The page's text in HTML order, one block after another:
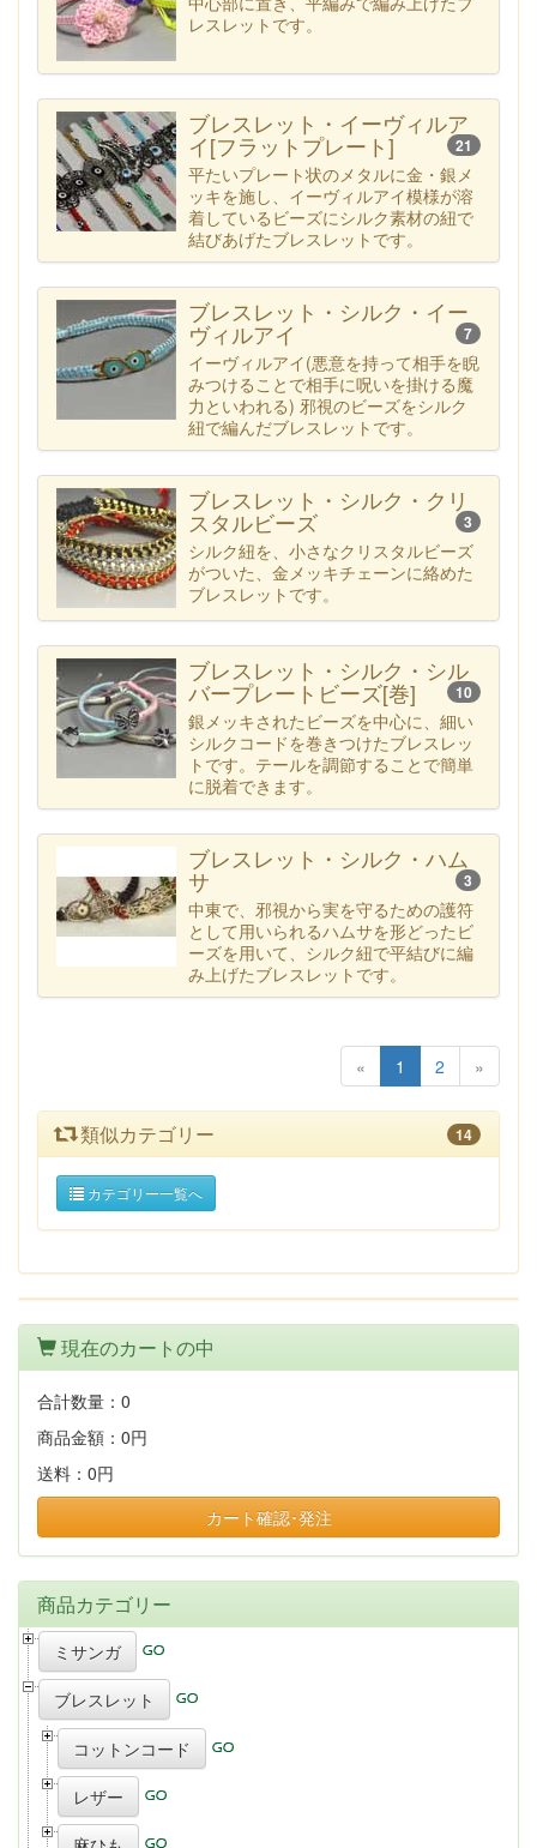
レスレットです。
ブレスレット・イーヴィルア
イ[フラットプレート] 21
平たいプレート状のメタルに金・銀メ
ッキを施し、イーヴィルアイ模様が溶
着しているビーズにシルク素材の紐で
結びあげたブレスレットです。
ブレスレット・シルク・イー
ヴィルアイ 7
イーヴィルアイ(悪意を持って相手を睨
みつけることで相手に呪いを掛ける魔
力といわれる) 邪視のビーズをシルク
紐で編んだブレスレットです。
ブレスレット・シルク・クリ
スタルビーズ 3
シルク紐を、小さなクリスタルビーズ
がついた、金メッキチェーンに絡めた
ブレスレットです。
ブレスレット・シルク・シル
バープレートビーズ[巻] 10
銀メッキされたビーズを中心に、細い
シルクコードを巻きつけたブレスレッ
トです。テールを調節することで簡単
に脱着できます。
ブレスレット・シルク・ハム
サ 3
中東で、邪視から実を守るための護符
として用いられるハムサを形どったビ
ーズを用いて、シルク紐で平結びに編
み上げたブレスレットです。
« 1 2 »
類似カテゴリー 14
カテゴリー一覧へ
現在のカートの中
合計数量： 0
商品金額： 0円
送料： 0円
カート確認･発注
商品カテゴリー
ミサンガ
ブレスレット
コットンコード
レザー